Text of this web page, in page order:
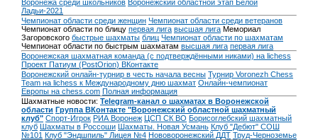
Воронежа среди школьников Воронежский областной этап Белой
Ладьи-2021
Чемпионат области среди женщин Чемпионат области среди ветеранов
Чемпионат области по блицу первая лига высшая лига Мемориал
Загоровского быстрые шахматы блиц Чемпионат области по шахматам
Чемпионат области по быстрым шахматам высшая лига первая лига
Воронежская шахматная команда (с подтверждёнными никами) на lichess
Проект Патиум (PostOrion) ВКонтакте
Воронежский онлайн-турнир в честь начала весны Турнир Voronezh Chess
Team на lichess к Международному дню шахмат Онлайн-чемпионат
Европы на chess.com Полная информация
Шахматные новости: Telegram-канал о шахматах в Воронежской
области Группа ВКонтакте "Воронежский областной шахматный
клуб" Спорт-Игрок РИА Воронеж ЦСП СК ВО Борисоглебский шахматный
клуб Шахматы в Россоши Шахматы. Новая Усмань Клуб "Дебют" СОШ
№101 Клуб "Эндшпиль" Лицея №4 Нововоронежский ДДТ Труд-Черноземье